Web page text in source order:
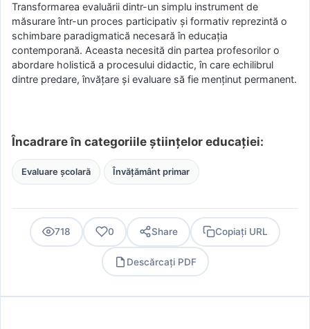
Transformarea evaluării dintr-un simplu instrument de
măsurare într-un proces participativ și formativ reprezintă o
schimbare paradigmatică necesară în educația
contemporană. Aceasta necesită din partea profesorilor o
abordare holistică a procesului didactic, în care echilibrul
dintre predare, învățare și evaluare să fie menținut permanent.
Încadrare în categoriile științelor educației:
Evaluare școlară Învățământ primar
718 0 Share Copiați URL
Descărcați PDF